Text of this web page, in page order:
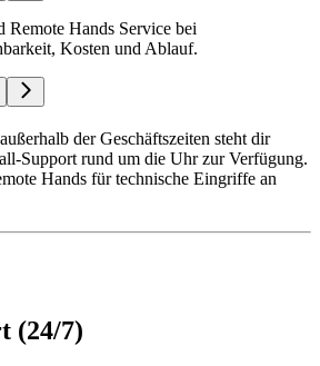
Hands Service bei
Kosten und Ablauf.
der Geschäftszeiten steht dir
Support rund um die Uhr zur Verfügung.
Hands für technische Eingriffe an
(24/7)